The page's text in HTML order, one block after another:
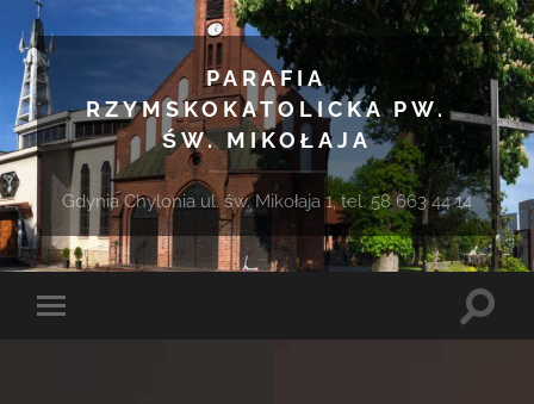
PARAFIA
RZYMSKOKATOLICKA PW.
ŚW. MIKOŁAJA
Gdynia Chylonia ul. św. Mikołaja 1, tel. 58 663 44 14
Toggle
Toggle